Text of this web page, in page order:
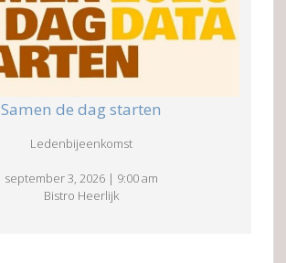
Samen de dag starten
Ledenbijeenkomst
september 3, 2026 | 9:00 am
Bistro Heerlijk